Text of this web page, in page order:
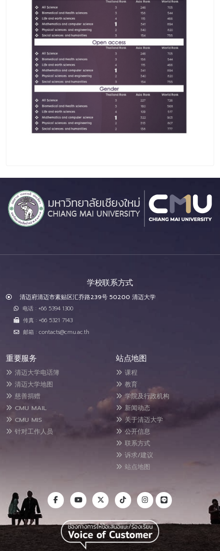
学校联系方式
清迈府清迈市素贴区汇乔路239号 50200 清迈大学
电话 : +66 5394 1300
传真 : +66 5321 7143
邮箱 : contacts@cmu.ac.th
重要服务
清迈大学电话簿
清迈大学地图
慈善捐赠
CMU MAIL
CMU MIS
针对工作人员
站点地图
课程
教育
学院及行政机构
新闻动态
关于清迈大学
公开信息
联系方式
诉求/建议
站点地图